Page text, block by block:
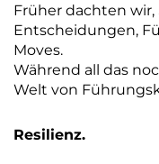
Früher dachten
Entscheidungen,
Moves.
Während all das
Welt von
Resilienz.